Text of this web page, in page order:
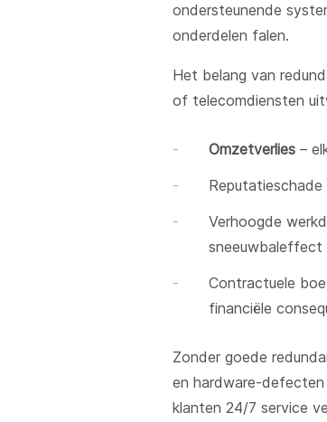
ondersteunende
onderdelen falen.
Het belang van
of telecomdiensten
Omzetverlies –
Verhoogde
sneeuwbaleffect
Contractuele
financiële
Zonder goede
en hardware-
klanten 24/7 service